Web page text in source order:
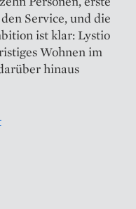
Service, und die
ist klar: Lystio
Wohnen im
hinaus